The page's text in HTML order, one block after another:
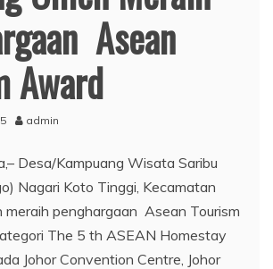
Asean
Award
admin
Desa/Kampuang Wisata Saribu
Nagari Koto Tinggi, Kecamatan
meraih penghargaan Asean Tourism
The 5 th ASEAN Homestay
Johor Convention Centre, Johor